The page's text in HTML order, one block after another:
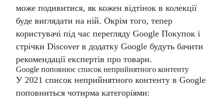
може подивитися, як кожен відтінок в колекції
буде виглядати на ній. Окрім того, тепер
користувачі під час перегляду Google Покупок і
стрічки Discover в додатку Google будуть бачити
рекомендації експертів про товари.
Google поповнює список неприйнятного контенту
У 2021 список неприйнятного контенту в Google
поповниться чотирма категоріями: